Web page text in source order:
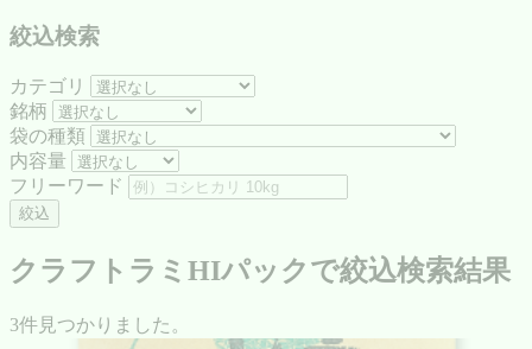
絞込検索
カテゴリ
銘柄
袋の種類
内容量
フリーワード
絞込
クラフトラミHIパックで絞込検索結果
3件見つかりました。